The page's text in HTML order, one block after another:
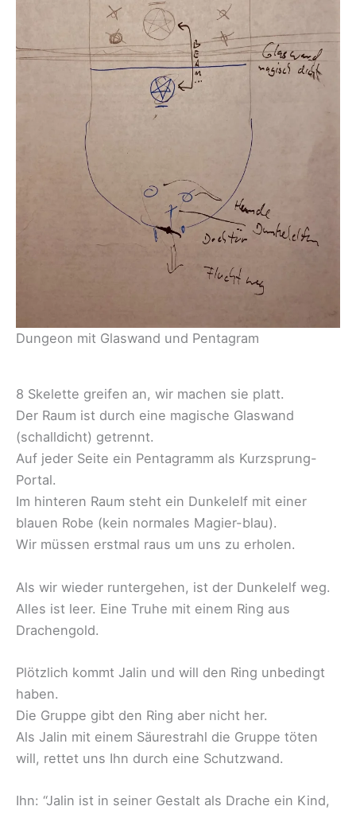
Dungeon mit Glaswand und Pentagram
8 Skelette greifen an, wir machen sie platt.
Der Raum ist durch eine magische Glaswand
(schalldicht) getrennt.
Auf jeder Seite ein Pentagramm als Kurzsprung-
Portal.
Im hinteren Raum steht ein Dunkelelf mit einer
blauen Robe (kein normales Magier-blau).
Wir müssen erstmal raus um uns zu erholen.
Als wir wieder runtergehen, ist der Dunkelelf weg.
Alles ist leer. Eine Truhe mit einem Ring aus
Drachengold.
Plötzlich kommt Jalin und will den Ring unbedingt
haben.
Die Gruppe gibt den Ring aber nicht her.
Als Jalin mit einem Säurestrahl die Gruppe töten
will, rettet uns Ihn durch eine Schutzwand.
Ihn: “Jalin ist in seiner Gestalt als Drache ein Kind,